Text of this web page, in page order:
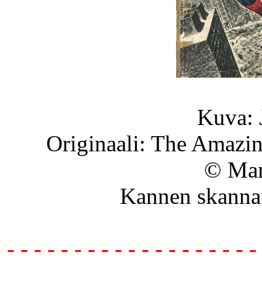
Kuva:
Originaali: The
©
Kannen
- - - - - - - - - - - - - - - - - -